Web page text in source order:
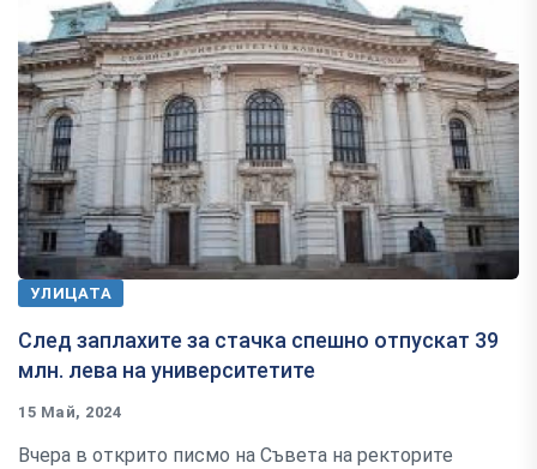
УЛИЦАТА
След заплахите за стачка спешно отпускат 39
млн. лева на университетите
15 Май, 2024
Вчера в открито писмо на Съвета на ректорите